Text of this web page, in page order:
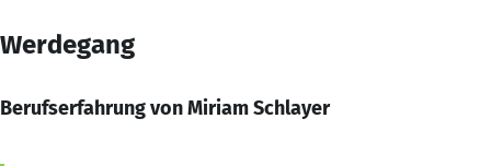
Werdegang
Berufserfahrung von Miriam Schlayer